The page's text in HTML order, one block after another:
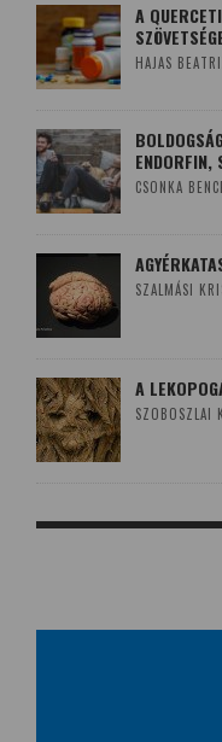
A
HAJAS
ENDORFIN,
CSONKA
SZALMÁSI
A
SZOBOSZLAI